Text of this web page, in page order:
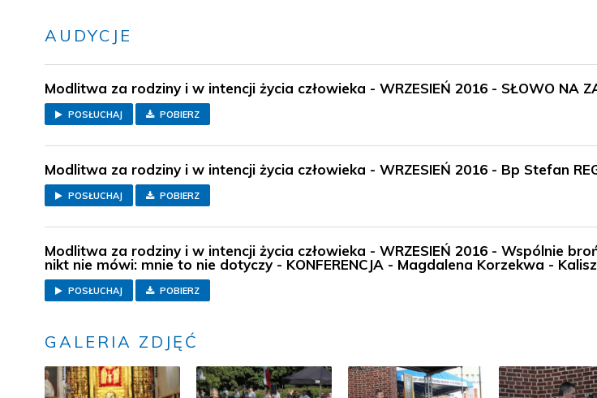
AUDYCJE
Modlitwa za rodziny i w intencji życia człowieka - WRZESIEŃ 2016 - SŁOWO NA
POSŁUCHAJ POBIERZ
Modlitwa za rodziny i w intencji życia człowieka - WRZESIEŃ 2016 - Bp Stefan
POSŁUCHAJ POBIERZ
Modlitwa za rodziny i w intencji życia człowieka - WRZESIEŃ 2016 - Wspólnie
nikt nie mówi: mnie to nie dotyczy - KONFERENCJA - Magdalena Korzekwa -
POSŁUCHAJ POBIERZ
GALERIA ZDJĘĆ